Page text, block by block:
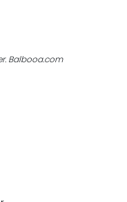
Balbooa.com